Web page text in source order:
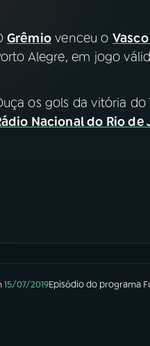
DE MÚSICA
Facebook
Grêmiovenceu o
Alegre, em jogo
os gols da vitória
Nacional do Rio de
15/07/2019Episódiodo programa